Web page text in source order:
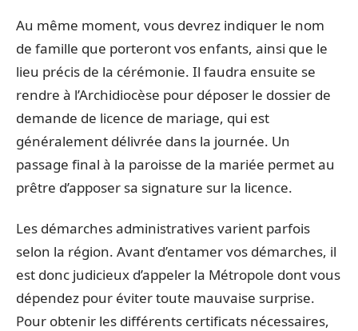
Au même moment, vous devrez indiquer le nom
de famille que porteront vos enfants, ainsi que le
lieu précis de la cérémonie. Il faudra ensuite se
rendre à l’Archidiocèse pour déposer le dossier de
demande de licence de mariage, qui est
généralement délivrée dans la journée. Un
passage final à la paroisse de la mariée permet au
prêtre d’apposer sa signature sur la licence.
Les démarches administratives varient parfois
selon la région. Avant d’entamer vos démarches, il
est donc judicieux d’appeler la Métropole dont vous
dépendez pour éviter toute mauvaise surprise.
Pour obtenir les différents certificats nécessaires,